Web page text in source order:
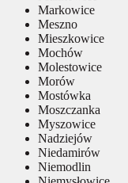
Markowice
Meszno
Mieszkowice
Mochów
Molestowice
Morów
Mostówka
Moszczanka
Myszowice
Nadziejów
Niedamirów
Niemodlin